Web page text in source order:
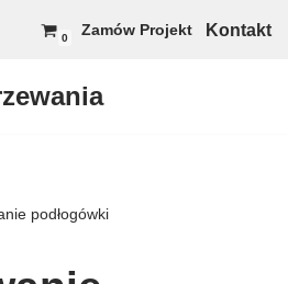
0 Zamów Projekt Kontakt
podłogówki